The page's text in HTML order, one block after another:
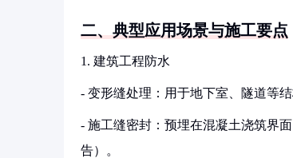
二、典型应用场景与施工要点
1. 建筑工程防水
- 变形缝处理：用于地下室、隧道等
- 施工缝密封：预埋在混凝土浇筑界
告）。